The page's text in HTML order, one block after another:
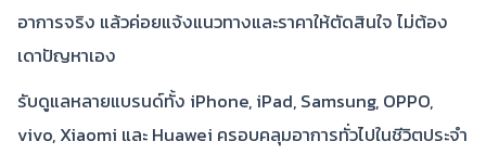
อาการจริง แล้วค่อยแจ้งแนวทางและราคาให้ตัดสินใจ ไม่ต้อง
เดาปัญหาเอง
รับดูแลหลายแบรนด์ทั้ง iPhone, iPad, Samsung, OPPO,
vivo, Xiaomi และ Huawei ครอบคลุมอาการทั่วไปในชีวิตประจำ